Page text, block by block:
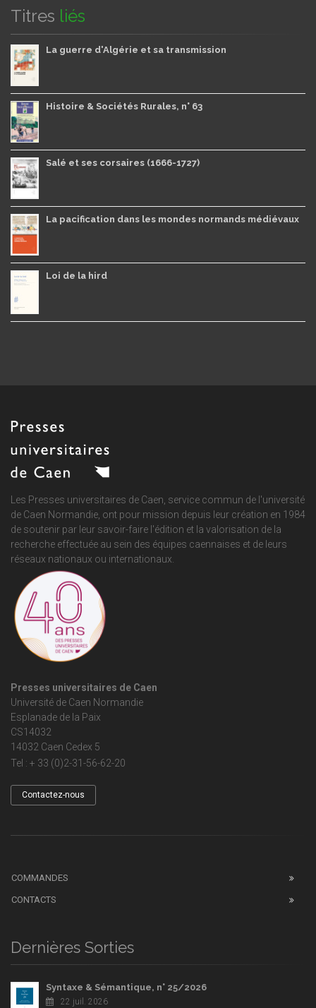
Titres liés
La guerre d'Algérie et sa transmission
Histoire & Sociétés Rurales, n° 63
Salé et ses corsaires (1666-1727)
La pacification dans les mondes normands médiévaux
Loi de la hird
Les Presses universitaires de Caen, service commun de l'université
de Caen Normandie , ont pour mission depuis leur création en 1984
de soutenir par leur savoir-faire l'édition et la valorisation de la
recherche effectuée au sein des équipes caennaises et de leurs
réseaux nationaux ou internationaux.
Presses universitaires de Caen
Université de Caen Normandie
Esplanade de la Paix
CS14032
14032 Caen Cedex 5
Tel : + 33 (0)2-31-56-62-20
Contactez-nous
COMMANDES
CONTACTS
Dernières Sorties
Syntaxe & Sémantique, n° 25/2026
22 juil. 2026